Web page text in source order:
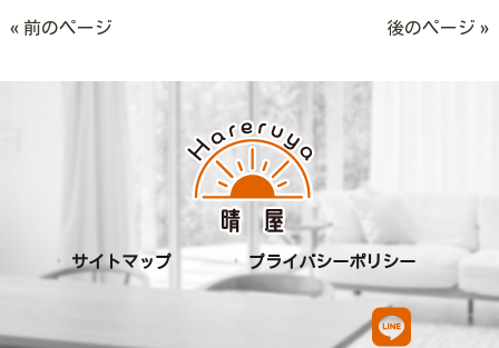
« 前のページ 後のページ »
サイトマップ プライバシーポリシー